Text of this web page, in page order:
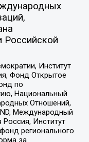
Российской
Институт
Фонд Открытое
по
Национальный
Отношений,
Международный
Россия, Институт
регионального
за